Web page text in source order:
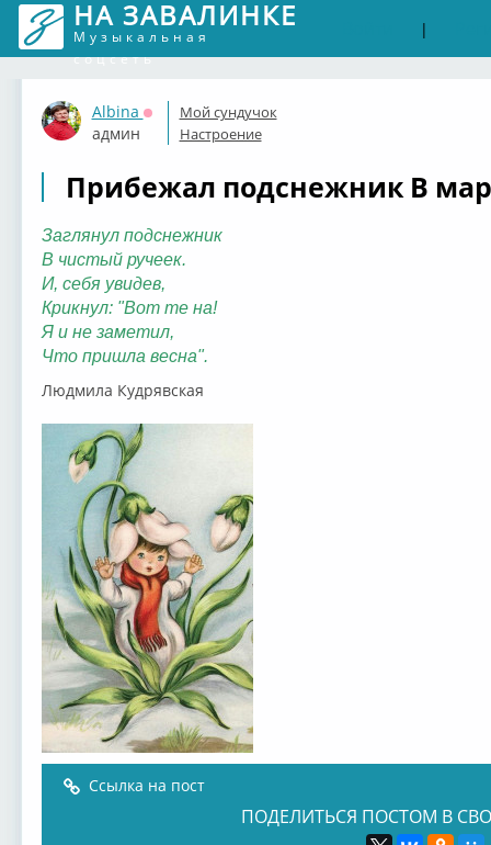
НА ЗАВАЛИНКЕ
Музыкальная
соцсеть
|
Albina
Оффлайн
админ
Мой сундучок
Настроение
Прибежал подснежник В
Заглянул подснежник
В чистый ручеек.
И, себя увидев,
Крикнул: "Вот те на!
Я и не заметил,
Что пришла весна".
Людмила Кудрявская
Ссылка на пост
ПОДЕЛИТЬСЯ ПОСТОМ В